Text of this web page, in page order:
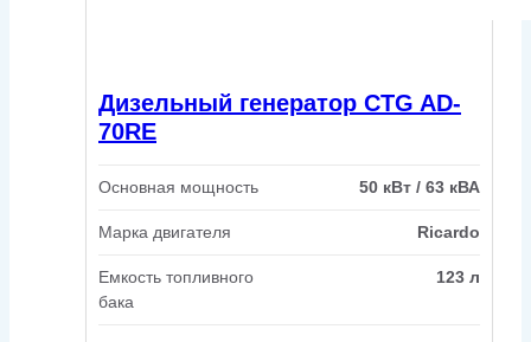
Дизельный генератор CTG AD-
70RE
Основная мощность 50 кВт / 63 кВА
Марка двигателя Ricardo
Емкость топливного
бака
123 л